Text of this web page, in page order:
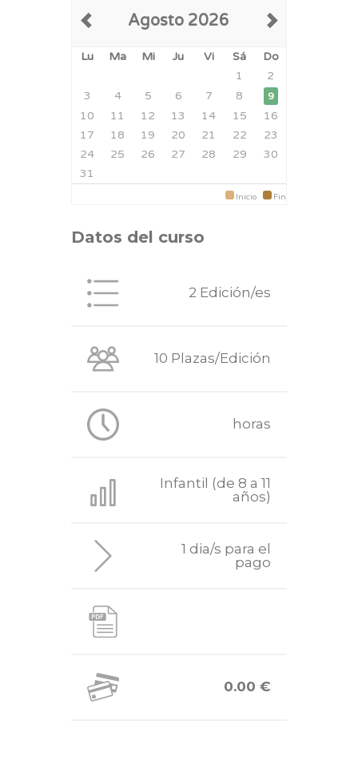
Agosto 2026
Lu Ma Mi Ju Vi Sá
Do
1
2
3
4 5 6 7 8 9
10 11 12 13 14 15
16
17
18 19 20 21 22
23
24
25 26 27 28 29
30
31
Inicio Fin
Datos del curso
2 Edición/es
10 Plazas/Edición
horas
Infantil (de 8 a 11
años)
1 dia/s para el
pago
0.00 €